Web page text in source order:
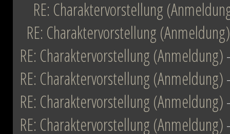
RE: Charaktervorstellung
RE: Charaktervorstellung (Anmeldung)
RE: Charaktervorstellung (Anmeldung)
RE: Charaktervorstellung (Anmeldung)
RE: Charaktervorstellung (Anmeldung)
RE: Charaktervorstellung (Anmeldung)